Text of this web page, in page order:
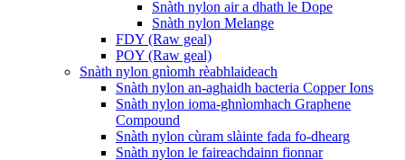
Snàth nylon air a dhath le Dope
Snàth nylon Melange
FDY (Raw geal)
POY (Raw geal)
Snàth nylon gnìomh rèabhlaideach
Snàth nylon an-aghaidh bacteria Copper Ions
Snàth nylon ioma-ghnìomhach Graphene
Compound
Snàth nylon cùram slàinte fada fo-dhearg
Snàth nylon le faireachdainn fionnar